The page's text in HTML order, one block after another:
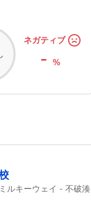
ネガティブ
-%
ルキーウェイ 不破湊